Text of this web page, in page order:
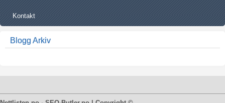
Kontakt
Blogg Arkiv